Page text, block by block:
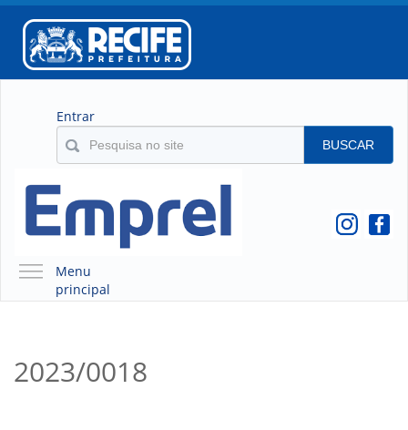
Entrar
BUSCAR
Menu
principal
O QUE É A EMPREL
2023/0018